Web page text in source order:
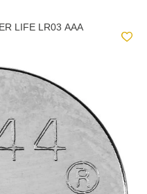
LIFE LR03 AAA